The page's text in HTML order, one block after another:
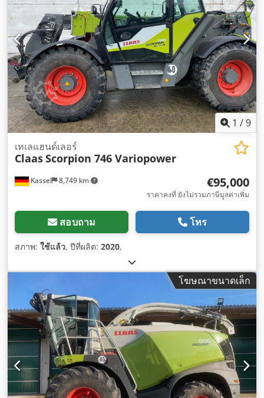
1 /9
Kassel 8,749 km
เทเลแฮนด์เลอร์
ClaasScorpion 746 Variopower
€95,000
ราคาคงที่ ยังไม่รวมภาษีมูลค่าเพิ่ม
สอบถาม โทร
สภาพ: ใช้แล้ว, ปีที่ผลิต: 2020,
โฆษณาขนาดเล็ก